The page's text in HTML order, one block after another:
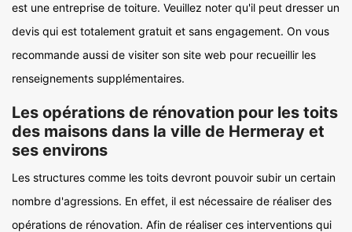
est une entreprise de toiture. Veuillez noter qu'il peut dresser un
devis qui est totalement gratuit et sans engagement. On vous
recommande aussi de visiter son site web pour recueillir les
renseignements supplémentaires.
Les opérations de rénovation pour les toits
des maisons dans la ville de Hermeray et
ses environs
Les structures comme les toits devront pouvoir subir un certain
nombre d'agressions. En effet, il est nécessaire de réaliser des
opérations de rénovation. Afin de réaliser ces interventions qui